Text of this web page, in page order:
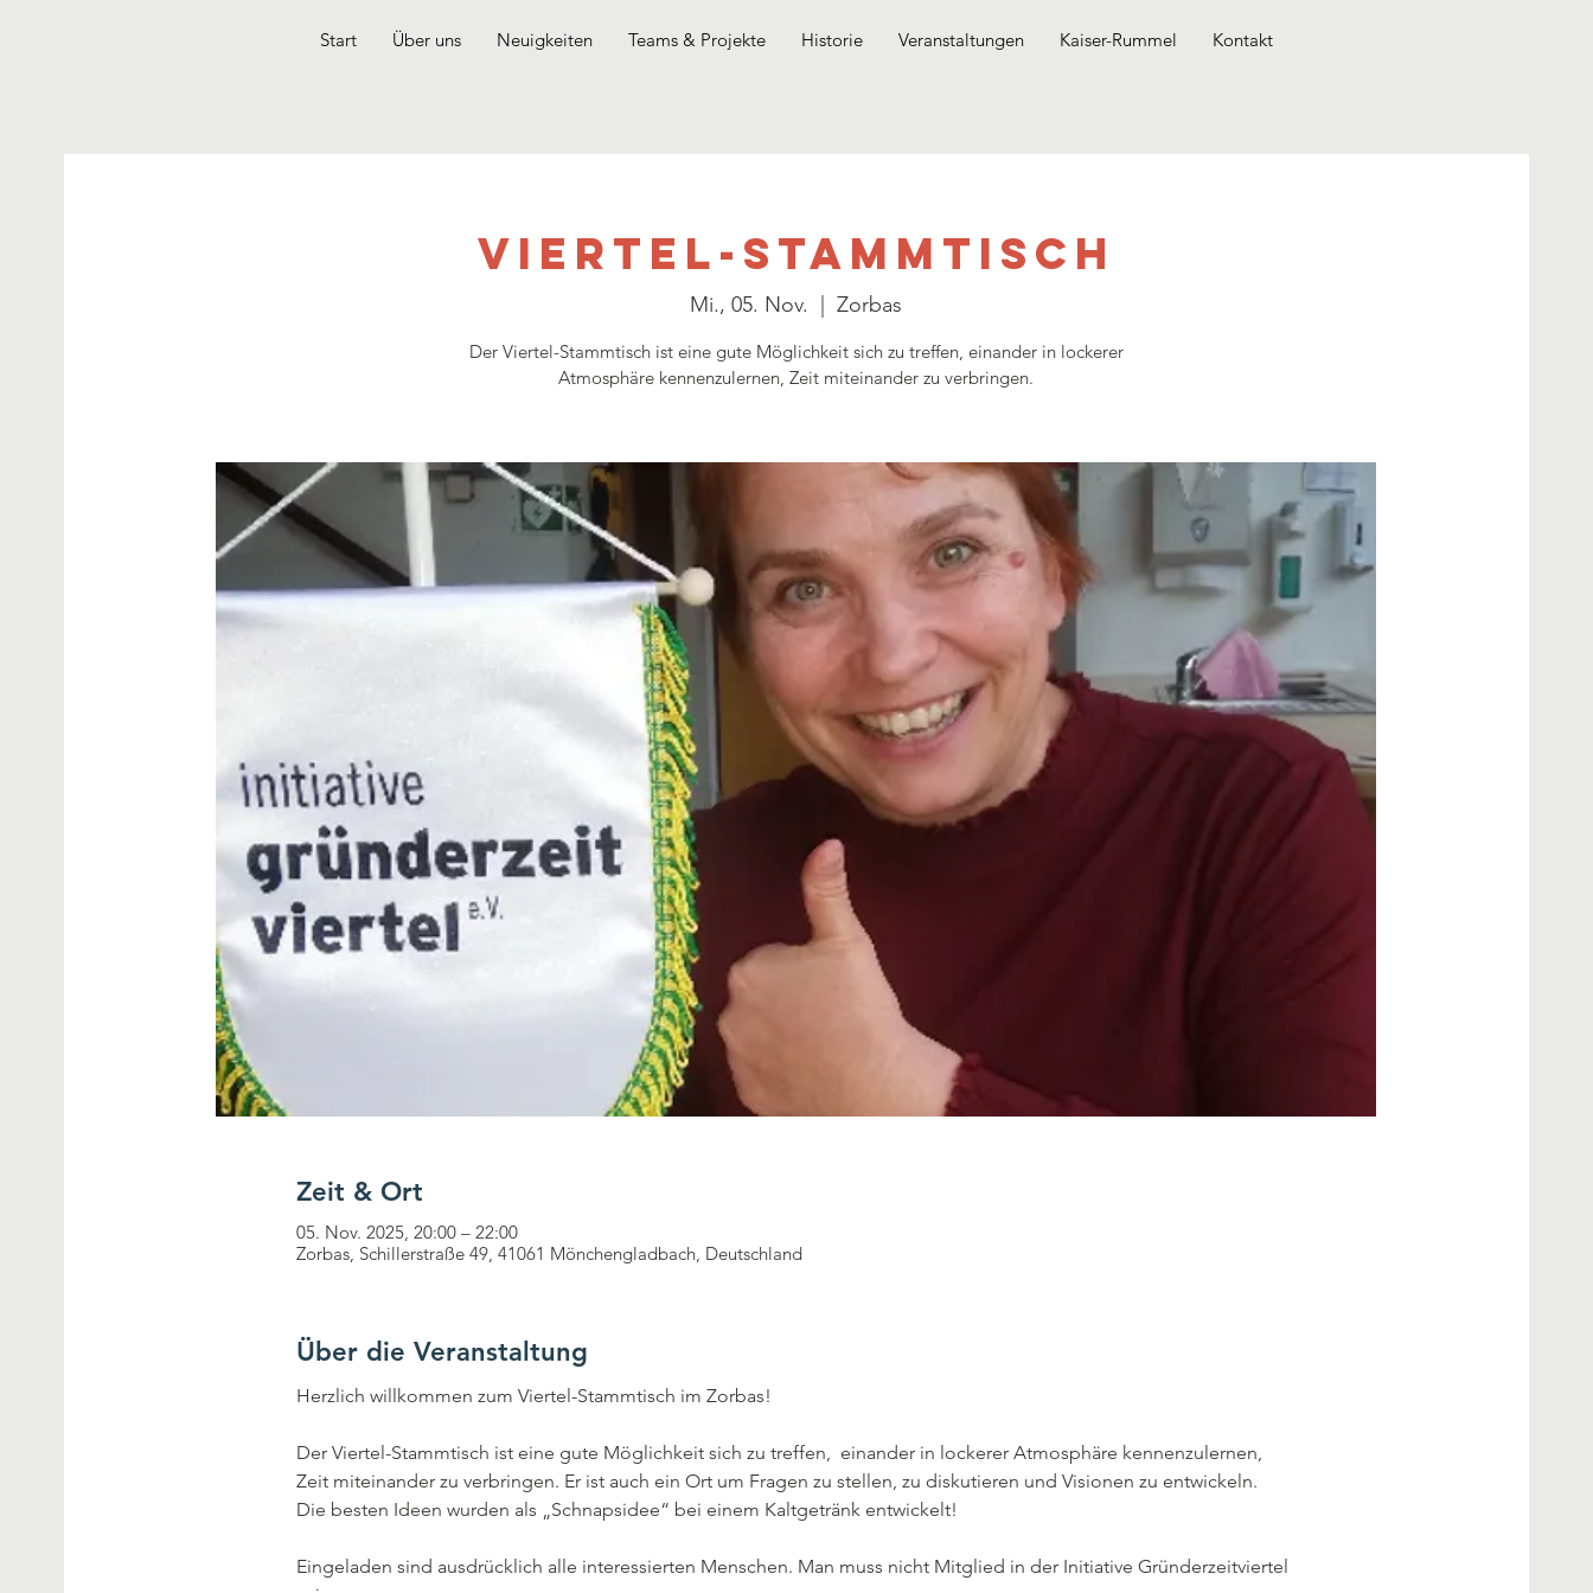
Start Über uns Neuigkeiten Teams & Projekte Historie Veranstaltungen Kaiser-Rummel Kontakt
Viertel-Stammtisch
Mi., 05. Nov.
  |
Zorbas
Der Viertel-Stammtisch ist eine gute Möglichkeit sich zu treffen, einander in lockerer
Atmosphäre kennenzulernen, Zeit miteinander zu verbringen.
Zeit & Ort
05. Nov. 2025, 20:00 – 22:00
Zorbas, Schillerstraße 49, 41061 Mönchengladbach, Deutschland
Über die Veranstaltung
Herzlich willkommen zum Viertel-Stammtisch im Zorbas!
Der Viertel-Stammtisch ist eine gute Möglichkeit sich zu treffen,  einander in lockerer Atmosphäre kennenzulernen,
Zeit miteinander zu verbringen. Er ist auch ein Ort um Fragen zu stellen, zu diskutieren und Visionen zu entwickeln.
Die besten Ideen wurden als „Schnapsidee“ bei einem Kaltgetränk entwickelt!
Eingeladen sind ausdrücklich alle interessierten Menschen. Man muss nicht Mitglied in der Initiative Gründerzeitviertel